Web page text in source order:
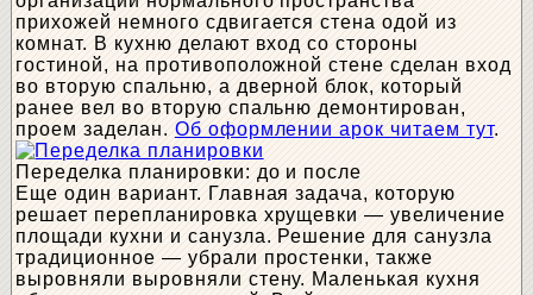
прихожей немного сдвигается стена одой из
комнат. В кухню делают вход со стороны
гостиной, на противоположной стене сделан вход
во вторую спальню, а дверной блок, который
ранее вел во вторую спальню демонтирован,
проем заделан. Об оформлении арок читаем тут.
Переделка планировки: до и после
Еще один вариант. Главная задача, которую
решает перепланировка хрущевки — увеличение
площади кухни и санузла. Решение для санузла
традиционное — убрали простенки, также
выровняли выровняли стену. Маленькая кухня